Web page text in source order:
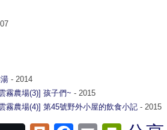
- 2014
霧農場(3)] 孩子們~ - 2015
霧農場(4)] 第45號野外小屋的飲食小記 - 2015